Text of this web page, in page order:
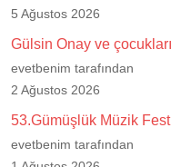
5 Ağustos 2026
Gülsin Onay ve
evetbenim tarafından
2 Ağustos 2026
53.Gümüşlük Müzik
evetbenim tarafından